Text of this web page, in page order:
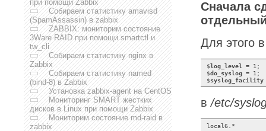
при помощи Zabbix
Собираем статистику amavisd
(SpamAssassin) в zabbix
ZABBIX: мониторим состояние
3Ware RAID при помощи smartctl и
tw_cli
Собираем статистику nginx в
Zabbix
Собираем статистику named
(bind-8) в Zabbix
Установка zabbix-agent на CentOS
Мониторинг SMART жестких
дисков в Linux при помощи Zabbix
Мониторим состояние md-raid в
zabbix
Сначала
Для этого
$log_level
= 1;
$do_syslog = 1;
$syslog_facility
в/etc/